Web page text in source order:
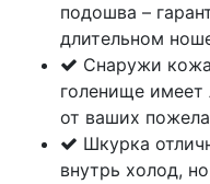
подошва –
длительном
Снаружи
голенище
от ваших
Шкурка
внутрь холод,